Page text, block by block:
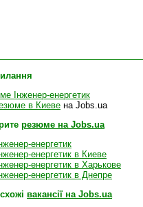
Інженер-енергетик
в Киеве на Jobs.ua
резюме на Jobs.ua
енергетик
енергетик в Киеве
енергетик в Харькове
енергетик в Днепре
вакансії на Jobs.ua